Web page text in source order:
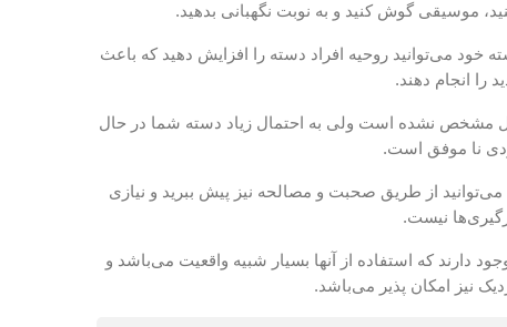
موسیقی گوش کنید و به نوبت نگهبانی بدهید.
خود می‌توانید روحیه افراد دسته را افزایش دهید که باعث
انجام دهند.
مشخص نشده است ولی به احتمال زیاد دسته شما در حال
نا موفق است.
می‌توانید از طریق صحبت و مصالحه نیز پیش ببرید و نیازی
نیست.
دارند که استفاده از آنها بسیار شبیه واقعیت می‌باشد و
نیز امکان پذیر می‌باشد.